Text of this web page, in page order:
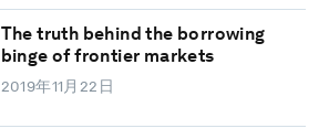
The truth behind the borrowing
binge of frontier markets
2019年11月22日